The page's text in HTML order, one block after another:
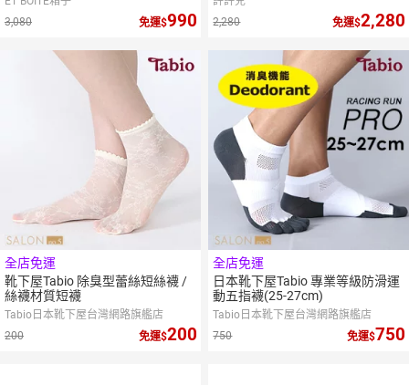
3,080
免運 990
2,280
免運 2,280
全店免運
靴下屋Tabio 除臭型蕾絲短絲襪 /
絲襪材質短襪
Tabio日本靴下屋台灣網路旗艦店
200
免運 200
全店免運
日本靴下屋Tabio 專業等級防滑運
動五指襪(25-27cm)
Tabio日本靴下屋台灣網路旗艦店
750
免運 750